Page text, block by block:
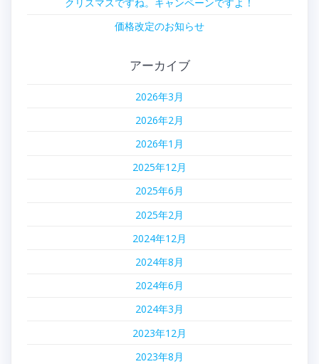
価格改定のお知らせ
アーカイブ
2026年3月
2026年2月
2026年1月
2025年12月
2025年6月
2025年2月
2024年12月
2024年8月
2024年6月
2024年3月
2023年12月
2023年8月